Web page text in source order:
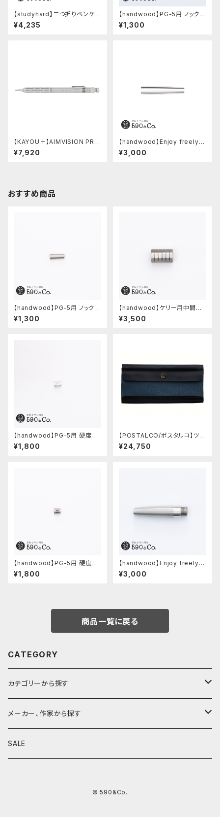
【studyhard】二つ折りペンケー
ス ミニマムコンパクトサイズ
(カーキ)
¥4,235
【handwood】PG-5用 ノック部
カバー (超超ジュラルミン)
¥1,300
【KAYOU＋】AIMVISION PR
O/エイムビジョンプロ (スノー
ホワイト)
¥7,920
【handwood】Enjoy freely
後軸 (超超ジュラルミン)
¥3,000
おすすめ商品
【handwood】PG-5用 ノック部
カバー (ステンレス)
¥1,300
【handwood】ケリー用中間パ
ーツ/カスタムグリップ (八角形/
ステンレス)
¥3,500
【handwood】PG-5用 硬度表
示窓 (超超ジュラルミン/楕円)
¥1,800
【POSTALCO/ポスタルコ】ツー
ルボックス (Navy Blue)
¥24,750
【handwood】PG-5用 硬度表
示窓 (ステンレス/楕円窓)
¥1,800
【handwood】Enjoy freely
前軸・滑り止め(ステンレス)
¥3,000
商品一覧に戻る
CATEGORY
カテゴリーから探す
鉛筆
鉛筆補助軸
メーカー、作家から探す
590&Co.
SALE
© 590&Co.